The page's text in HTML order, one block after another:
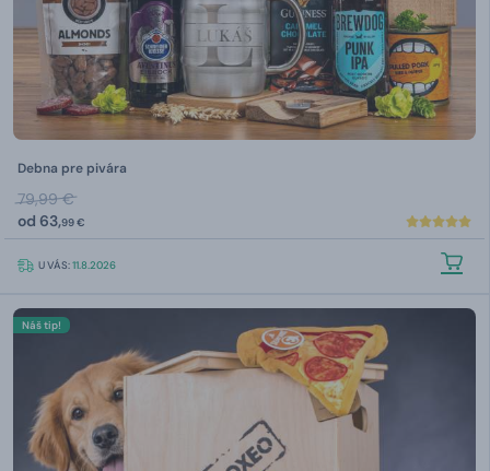
Debna pre pivára
79,99 €
od 63,99 €
U VÁS:11.8.2026
Náš tip!